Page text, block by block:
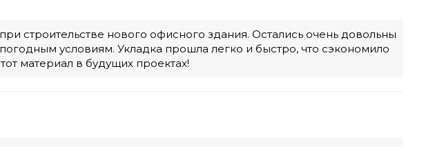
строительстве нового офисного здания. Остались очень довольны
условиям. Укладка прошла легко и быстро, что сэкономило
материал в будущих проектах!